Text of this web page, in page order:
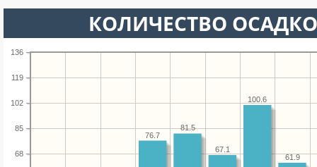
КОЛИЧЕСТВО
68
85
102
119
136
61.9
100.6
67.1
81.5
76.7